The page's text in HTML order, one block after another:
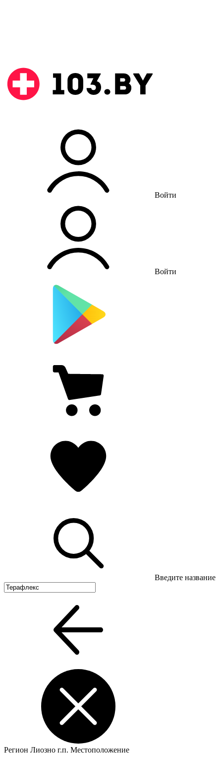
Войти
Войти
Введите название
Регион Лиозно г.п. Местоположение